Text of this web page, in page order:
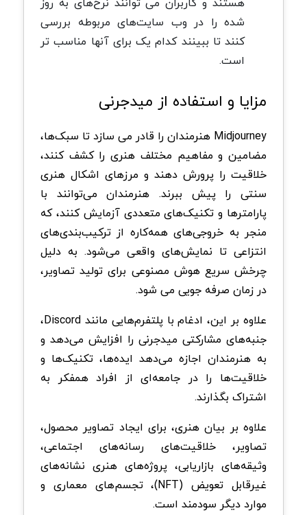
شده را در وب سایت‌های مربوطه بررسی
کنند تا ببینند کدام یک برای آنها مناسب تر
است.
مزایا و استفاده از میدجرنی
Midjourney هنرمندان را قادر می سازد تا سبک‌ها،
مضامین و مفاهیم مختلف هنری را کشف کنند،
خلاقیت را پرورش دهند و مرزهای اشکال هنری
سنتی را پیش ببرند. هنرمندان می‌توانند با
پارامترها و تکنیک‌های متعددی آزمایش کنند، که
منجر به خروجی‌های همه‌کاره از ترکیب‌بندی‌های
انتزاعی تا نمایش‌های واقعی می‌شود. به دلیل
چرخش سریع هوش مصنوعی برای تولید تصاویر،
در زمان صرفه جویی می شود.
علاوه بر این، ادغام با پلتفرم‌هایی مانند Discord،
جنبه‌های مشارکتی میدجرنی را افزایش می‌دهد و
به هنرمندان اجازه می‌دهد ایده‌ها، تکنیک‌ها و
خلاقیت‌ها را در جامعه‌ای از افراد همفکر به
اشتراک بگذارند.
علاوه بر بیان هنری، برای ایجاد تصاویر محصول،
تصاویر، خلاقیت‌های رسانه‌های اجتماعی،
وثیقه‌های بازاریابی، پروژه‌های هنری نشانه‌های
غیرقابل تعویض (NFT)، تجسم‌های معماری و
موارد دیگر سودمند است.